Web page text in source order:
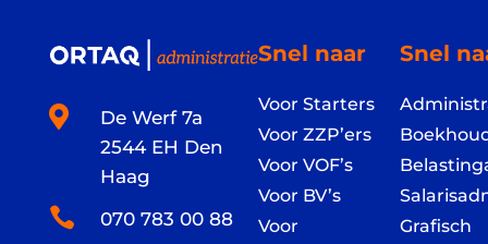

De Werf 7a
2544 EH Den
Haag
 070 783 00 88
Snel naar
Voor Starters
Voor ZZP’ers
Voor VOF’s
Voor BV’s
Voor
Snel
Grafisch